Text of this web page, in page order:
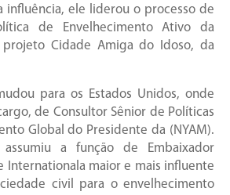
influência, ele liderou o processo de
de Envelhecimento Ativo da
Cidade Amiga do Idoso, da
para os Estados Unidos, onde
de Consultor Sênior de Políticas
Global do Presidente da (NYAM).
assumiu a função de Embaixador
Internationala maior e mais influente
civil para o envelhecimento